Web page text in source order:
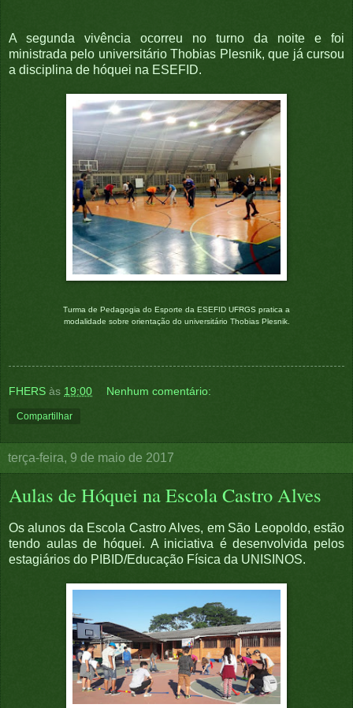
A segunda vivência ocorreu no turno da noite e foi
ministrada pelo universitário Thobias Plesnik, que já cursou
a disciplina de hóquei na ESEFID.
Turma de Pedagogia do Esporte da ESEFID UFRGS pratica a
modalidade sobre orientação do universitário Thobias Plesnik.
FHERS às 19:00 Nenhum comentário:
Compartilhar
terça-feira, 9 de maio de 2017
Aulas de Hóquei na Escola Castro Alves
Os alunos da Escola Castro Alves, em São Leopoldo, estão
tendo aulas de hóquei. A iniciativa é desenvolvida pelos
estagiários do PIBID/Educação Física da UNISINOS.